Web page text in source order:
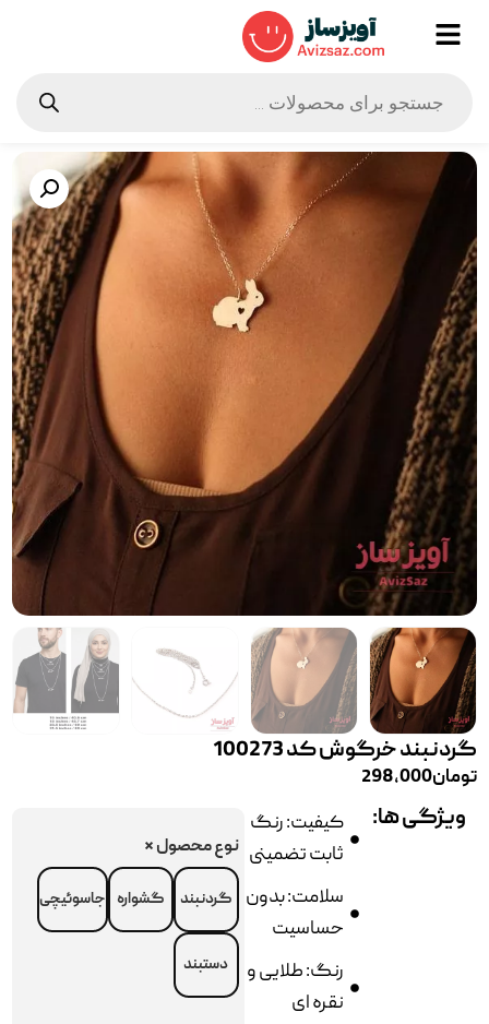
گردنبند خرگوش کد 100273
تومان298,000
ویژگی ها:
کیفیت: رنگ
ثابت تضمینی
سلامت: بدون
حساسیت
رنگ: طلایی و
نقره ای
نوع محصول*
گردنبند گشواره جاسوئیچی
دستبند